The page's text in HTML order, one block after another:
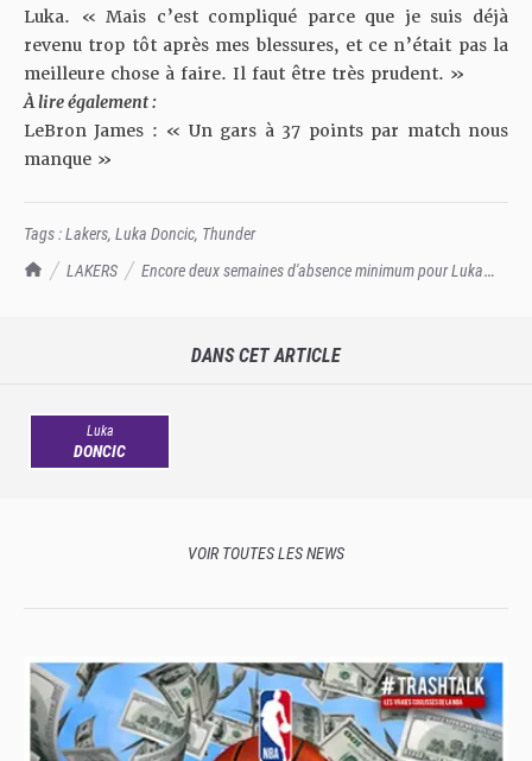
TrashTalk Actu NBA
LAKERS
Encore deux semaines d'absence minimum pour Luka
Luka. « Mais c’est compliqué parce que je suis déjà
revenu trop tôt après mes blessures, et ce n’était pas la
meilleure chose à faire. Il faut être très prudent. »
À lire également :
LeBron James : « Un gars à 37 points par match nous
manque »
Tags :Lakers, Luka Doncic, Thunder
DANS CET ARTICLE
Luka
DONCIC
VOIR TOUTES LES NEWS